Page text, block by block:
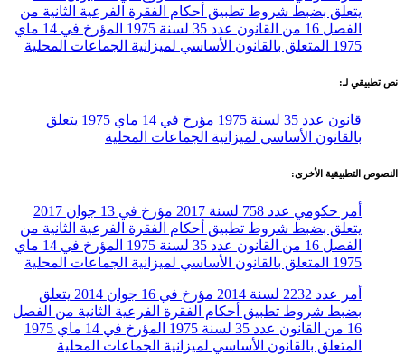
يتعلق بضبط شروط تطبيق أحكام الفقرة الفرعية الثانية من
الفصل 16 من القانون عدد 35 لسنة 1975 المؤرخ في 14 ماي
1975 المتعلق بالقانون الأساسي لميزانية الجماعات المحلية
نص تطبيقي لـ:
قانون عدد 35 لسنة 1975 مؤرخ في 14 ماي 1975 يتعلق
بالقانون الأساسي لميزانية الجماعات المحلية
النصوص التطبيقية الأخرى:
أمر حكومي عدد 758 لسنة 2017 مؤرخ في 13 جوان 2017
يتعلق بضبط شروط تطبيق أحكام الفقرة الفرعية الثانية من
الفصل 16 من القانون عدد 35 لسنة 1975 المؤرخ في 14 ماي
1975 المتعلق بالقانون الأساسي لميزانية الجماعات المحلية
أمر عدد 2232 لسنة 2014 مؤرخ في 16 جوان 2014 يتعلق
بضبط شروط تطبيق أحكام الفقرة الفرعية الثانية من الفصل
16 من القانون عدد 35 لسنة 1975 المؤرخ في 14 ماي 1975
المتعلق بالقانون الأساسي لميزانية الجماعات المحلية